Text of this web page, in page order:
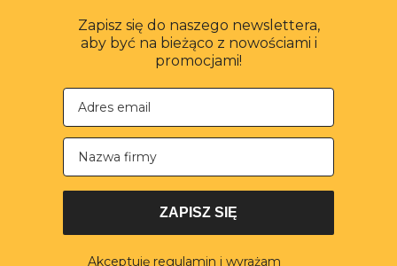
Zapisz się do naszego newslettera,
aby być na bieżąco z nowościami i
promocjami!
Nazwa firmy
ZAPISZ SIĘ
Akceptuję regulamin i wyrażam